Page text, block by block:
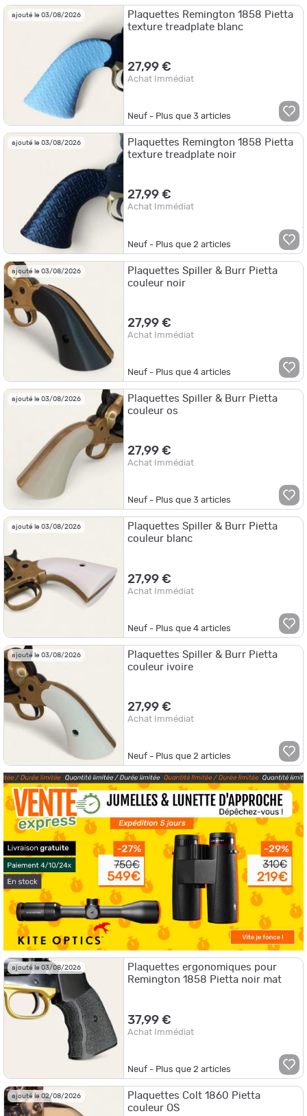
ajouté le 03/08/2026
Plaquettes Remington 1858 Pietta
texture treadplate blanc
27,99 €
Achat Immédiat
Neuf - Plus que3 articles
ajouté le 03/08/2026
Plaquettes Remington 1858 Pietta
texture treadplate noir
27,99 €
Achat Immédiat
Neuf - Plus que2 articles
ajouté le 03/08/2026
Plaquettes Spiller & Burr Pietta
couleur noir
27,99 €
Achat Immédiat
Neuf - Plus que4 articles
ajouté le 03/08/2026
Plaquettes Spiller & Burr Pietta
couleur os
27,99 €
Achat Immédiat
Neuf - Plus que3 articles
ajouté le 03/08/2026
Plaquettes Spiller & Burr Pietta
couleur blanc
27,99 €
Achat Immédiat
Neuf - Plus que4 articles
ajouté le 03/08/2026
Plaquettes Spiller & Burr Pietta
couleur ivoire
27,99 €
Achat Immédiat
Neuf - Plus que2 articles
ajouté le 03/08/2026
Plaquettes ergonomiques pour
Remington 1858 Pietta noir mat
37,99 €
Achat Immédiat
Neuf - Plus que2 articles
ajouté le 02/08/2026
Plaquettes Colt 1860 Pietta
couleur OS